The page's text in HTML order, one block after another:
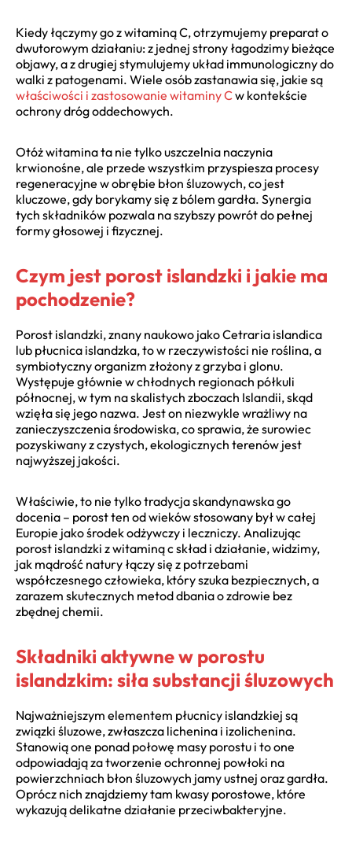
Kiedy łączymy go z witaminą C, otrzymujemy preparat o
dwutorowym działaniu: z jednej strony łagodzimy bieżące
objawy, a z drugiej stymulujemy układ immunologiczny do
walki z patogenami. Wiele osób zastanawia się, jakie są
właściwości i zastosowanie witaminy Cw kontekście
ochrony dróg oddechowych.
Otóż witamina ta nie tylko uszczelnia naczynia
krwionośne, ale przede wszystkim przyspiesza procesy
regeneracyjne w obrębie błon śluzowych, co jest
kluczowe, gdy borykamy się z bólem gardła. Synergia
tych składników pozwala na szybszy powrót do pełnej
formy głosowej i fizycznej.
Czym jest porost islandzki i jakie ma
pochodzenie?
Porost islandzki, znany naukowo jako Cetraria islandica
lub płucnica islandzka, to w rzeczywistości nie roślina, a
symbiotyczny organizm złożony z grzyba i glonu.
Występuje głównie w chłodnych regionach półkuli
północnej, w tym na skalistych zboczach Islandii, skąd
wzięła się jego nazwa. Jest on niezwykle wrażliwy na
zanieczyszczenia środowiska, co sprawia, że surowiec
pozyskiwany z czystych, ekologicznych terenów jest
najwyższej jakości.
Właściwie, to nie tylko tradycja skandynawska go
docenia – porost ten od wieków stosowany był w całej
Europie jako środek odżywczy i leczniczy. Analizując
porost islandzki z witaminą c skład i działanie, widzimy,
jak mądrość natury łączy się z potrzebami
współczesnego człowieka, który szuka bezpiecznych, a
zarazem skutecznych metod dbania o zdrowie bez
zbędnej chemii.
Składniki aktywne w porostu
islandzkim: siła substancji śluzowych
Najważniejszym elementem płucnicy islandzkiej są
związki śluzowe, zwłaszcza lichenina i izolichenina.
Stanowią one ponad połowę masy porostu i to one
odpowiadają za tworzenie ochronnej powłoki na
powierzchniach błon śluzowych jamy ustnej oraz gardła.
Oprócz nich znajdziemy tam kwasy porostowe, które
wykazują delikatne działanie przeciwbakteryjne.